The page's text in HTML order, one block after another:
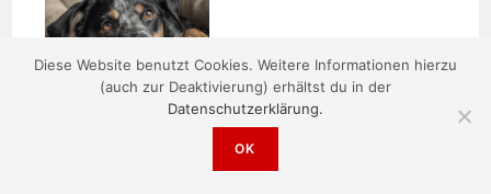
Zwischen den Bildern entsteht etwas
Diese Website benutzt Cookies. Weitere Informationen hierzu
(auch zur Deaktivierung) erhältst du in der
Datenschutzerklärung.
OK